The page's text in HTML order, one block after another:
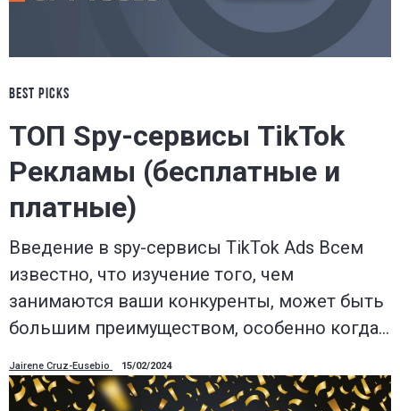
BEST PICKS
ТОП Spy-сервисы TikTok
Pекламы (бесплатные и
платные)
Введение в spy-сервисы TikTok Ads Всем
известно, что изучение того, чем
занимаются ваши конкуренты, может быть
большим преимуществом, особенно когда…
Jairene Cruz-Eusebio 15/02/2024